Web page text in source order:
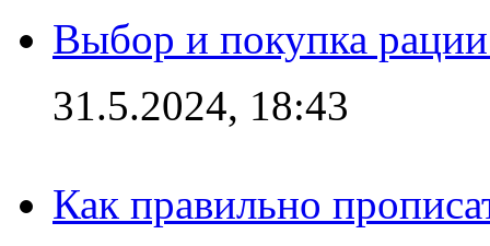
Выбор и покупка
31.5.2024, 18:43
Как правильно